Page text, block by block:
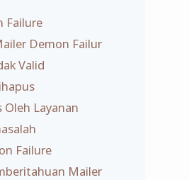
Failure
Demon Failur
Valid
Oleh Layanan
Failure
Mailer